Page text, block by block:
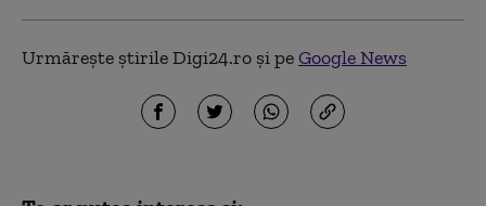
Urmărește știrile Digi24.ro și peGoogle News